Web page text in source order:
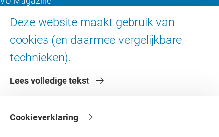
Deze website maakt gebruik van
cookies (en daarmee vergelijkbare
technieken).
Lees volledige tekst
Cookieverklaring
Over de VU
Contact en route
Faculteiten